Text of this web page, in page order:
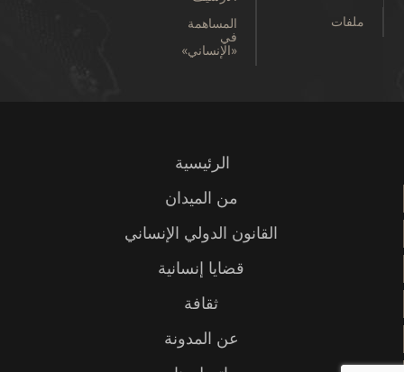
ملفات
المساهمة
في
«الإنساني»
الرئيسية
من الميدان
القانون الدولي الإنساني
قضايا إنسانية
ثقافة
عن المدونة